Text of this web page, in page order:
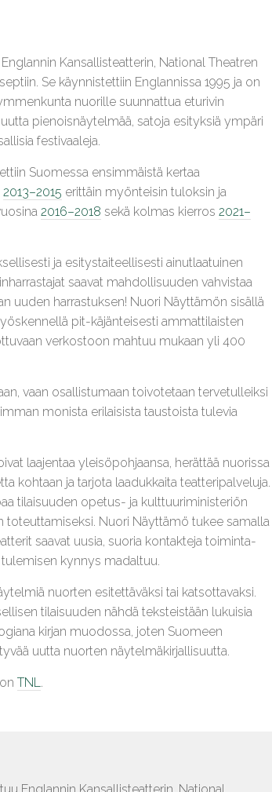
Kansallisteatterin, National Theatren
Se käynnistettiin Englannissa 1995 ja on
nuorille suunnattua eturivin
pienoisnäytelmää, satoja esityksiä ympäri
festivaaleja.
Suomessa ensimmäistä kertaa
2013–2015 erittäin myönteisin tuloksin ja
2016–2018 sekä kolmas kierros 2021–
ja esitystaiteellisesti ainutlaatuinen
saavat mahdollisuuden vahvistaa
uuden harrastuksen! Nuori Näyttämön sisällä
pit-käjänteisesti ammattilaisten
verkostoon mahtuu mukaan yli 400
vaan osallistumaan toivotetaan tervetulleiksi
monista erilaisista taustoista tulevia
laajentaa yleisöpohjaansa, herättää nuorissa
kohtaan ja tarjota laadukkaita teatteripalveluja.
tilaisuuden opetus- ja kulttuuriministeriön
Nuori Näyttämö tukee samalla
saavat uusia, suoria kontakteja toiminta-
kynnys madaltuu.
nuorten esitettäväksi tai katsottavaksi.
tilaisuuden nähdä teksteistään lukuisia
kirjan muodossa, joten Suomeen
uutta nuorten näytelmäkirjallisuutta.
TNL.